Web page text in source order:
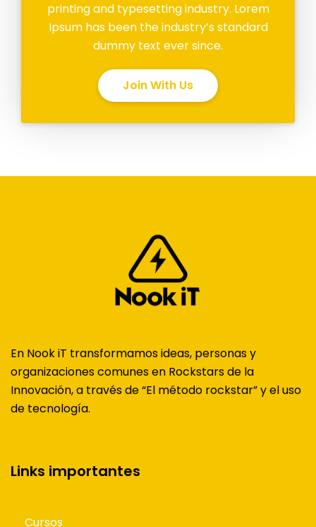
printing and typesetting industry. Lorem
Ipsum has been the industry’s standard
dummy text ever since.
Join With Us
En Nook iT transformamos ideas, personas y
organizaciones comunes en Rockstars de la
Innovación, a través de “El método rockstar” y el uso
de tecnología.
Links importantes
Cursos